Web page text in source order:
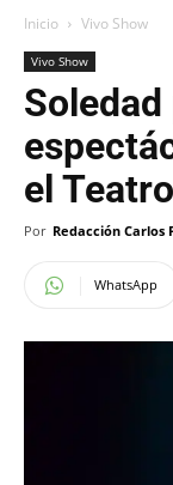
Inicio Vivo Show
Vivo Show
el
Por Redacción Carlos
WhatsApp